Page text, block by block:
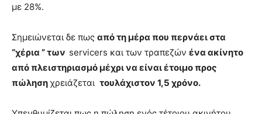
με 28%.
Σημειώνεται δε πως από τη μέρα που περνάει στα
“χέρια ” των servicers και των τραπεζών ένα ακίνητο
από πλειστηριασμό μέχρι να είναι έτοιμο προς
πώλησηχρειάζεται τουλάχιστον 1,5 χρόνο.